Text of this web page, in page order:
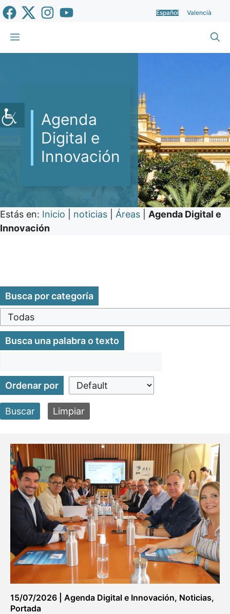
Saltar
al
contenido
Español Valencià
Menú
Agenda
Digital e
Innovación
Estás en: Inicio noticias Áreas
Agenda Digital e
Innovación
Busca por categoría
Busca una palabra o texto
Ordenar por
Buscar Limpiar
15/07/2026 Agenda Digital e Innovación, Noticias,
Portada